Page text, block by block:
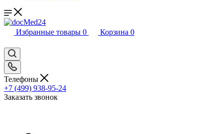
Избранные товары 0 Корзина 0
Телефоны
+7 (499) 938-95-24
Заказать звонок